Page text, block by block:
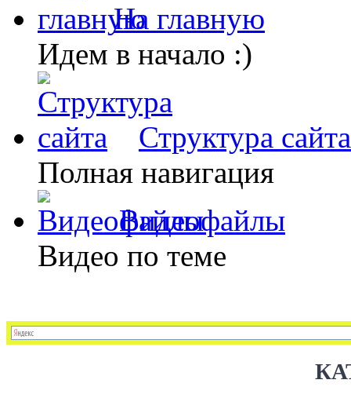
На главную
Идем в начало :)
Структура сайта
Полная навигация
Видеофайлы
Видео по теме